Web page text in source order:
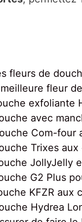
fleurs de
fleur
exfoliante
avec
Com-four
Trixes
JollyJelly
G2 Plus
KFZR aux
Hydrea